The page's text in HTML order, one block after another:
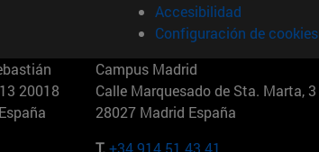
Accesibilidad
Configuración de cookies
20018
Campus Madrid
Calle Marquesado de Sta. Marta, 3
28027 Madrid España
T. +34 914 51 43 41